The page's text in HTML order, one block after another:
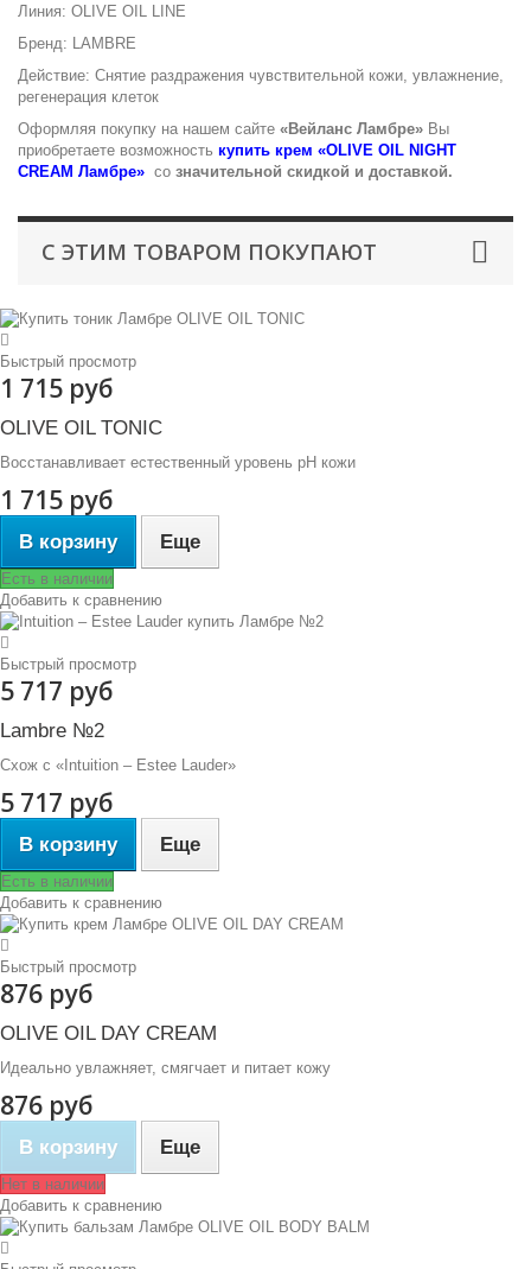
Линия: OLIVE OIL LINE
Бренд: LAMBRE
Действие: Снятие раздражения чувствительной кожи, увлажнение,
регенерация клеток
Оформляя покупку на нашем сайте «Вейланс Ламбре» Вы
приобретаете возможность купить крем «OLIVE OIL NIGHT
CREAM Ламбре» со значительной скидкой и доставкой.
С ЭТИМ ТОВАРОМ ПОКУПАЮТ
Быстрый просмотр
1 715 руб
OLIVE OIL TONIC
Восстанавливает естественный уровень рН кожи
1 715 руб
В корзину Еще
Есть в наличии
Добавить к сравнению
Быстрый просмотр
5 717 руб
Lambre №2
Схож с «Intuition – Estee Lauder»
5 717 руб
В корзину Еще
Есть в наличии
Добавить к сравнению
Быстрый просмотр
876 руб
OLIVE OIL DAY CREAM
Идеально увлажняет, смягчает и питает кожу
876 руб
В корзину Еще
Нет в наличии
Добавить к сравнению